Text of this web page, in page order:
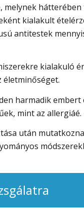
melynek
kialakult
antitestek
kialakuló
harmadik embert
mint az allergiáé.
után